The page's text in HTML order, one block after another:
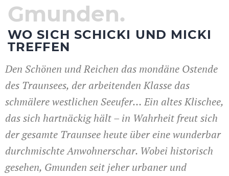
Gmunden.
WO SICH SCHICKI UND MICKI
TREFFEN
Den Schönen und Reichen das mondäne Ostende
des Traunsees, der arbeitenden Klasse das
schmälere westlichen Seeufer… Ein altes Klischee,
das sich hartnäckig hält – in Wahrheit freut sich
der gesamte Traunsee heute über eine wunderbar
durchmischte Anwohnerschar. Wobei historisch
gesehen, Gmunden seit jeher urbaner und